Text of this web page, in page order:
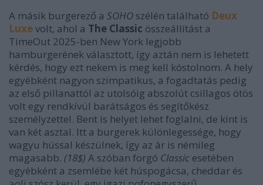
A másik burgerező a SOHO szélén található Deux
Luxevolt, ahol a The Classic összeállítást a
TimeOut 2025-ben New York legjobb
hamburgerének választott, így aztán nem is lehetett
kérdés, hogy ezt nekem is meg kell kóstolnom. A hely
egyébként nagyon szimpatikus, a fogadtatás pedig
az első pillanattól az utolsóig abszolút csillagos ötös
volt egy rendkívül barátságos és segítőkész
személyzettel. Bent is helyet lehet foglalni, de kint is
van két asztal. Itt a burgerek különlegessége, hogy
wagyu hússal készülnek, így az ár is némileg
magasabb. (18$) A szóban forgó Classic esetében
egyébként a zsemlébe két húspogácsa, cheddar és